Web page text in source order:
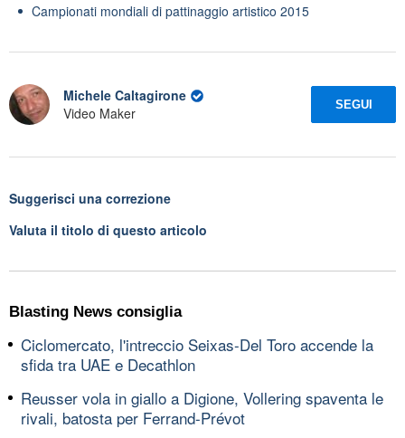
Campionati mondiali di pattinaggio artistico 2015
Michele Caltagirone
Video Maker
SEGUI
Suggerisci una correzione
Valuta il titolo di questo articolo
Blasting News consiglia
Ciclomercato, l'intreccio Seixas-Del Toro accende la
sfida tra UAE e Decathlon
Reusser vola in giallo a Digione, Vollering spaventa le
rivali, batosta per Ferrand-Prévot